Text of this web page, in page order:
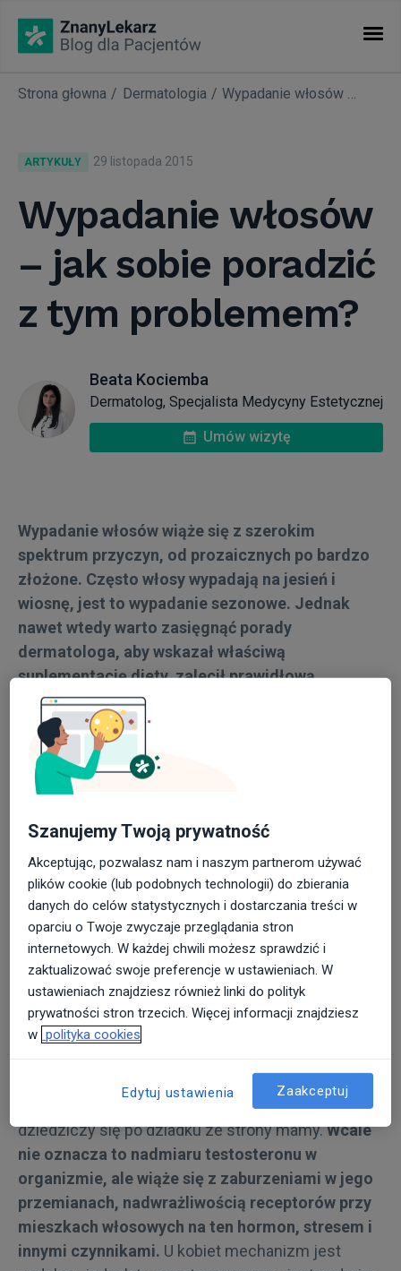
KATEGORIE
Nasze akcje
Nowości w ZnanyLekarz
Okiem eksperta
Warto wiedzieć...
Kalkulator BMI
Strona głowna Dermatologia Wypadanie włosów – jak sobie poradzić z tym problemem?
ARTYKUŁY 29 listopada 2015
Wypadanie włosów
– jak sobie poradzić
z tym problemem?
Beata Kociemba
Dermatolog, Specjalista Medycyny Estetycznej
Umów wizytę
Wypadanie włosów wiąże się z szerokim
spektrum przyczyn, od prozaicznych po bardzo
złożone. Często włosy wypadają na jesień i
wiosnę, jest to wypadanie sezonowe. Jednak
nawet wtedy warto zasięgnąć porady
dermatologa, aby wskazał właściwą
suplementację diety, zalecił prawidłową
pielęgnację skóry owłosionej i zbadał czy nie jest
to początek łysienia lub objaw innych chorób
ogólnoustrojowych.
Po dokładnym zebraniu wywiadu medycznego na
przyjmowanych leków dermatolog zleci badania
dodatkowe krwi, dokładnie zbada skórę owłosioną
głowy. Na początku należy wykluczyć bowiem
choroby skóry prowadzące do utraty włosów, takie
jak rzadko już obecnie spotykana grzybica, choroby
układowe, choroby krwi, tarczycy, przyjmowane leki
– co wymaga odpowiednio ukierunkowanego
leczenia.
Co najczęściej szkodzi naszym włosom?
Łysienie może mieć podłoże genetyczne. U
mężczyzn predyspozycję do łysienia zazwyczaj
dziedziczy się po dziadku ze strony mamy.Wcale
nie oznacza to nadmiaru testosteronu w
organizmie, ale wiąże się z zaburzeniami w jego
przemianach, nadwrażliwością receptorów przy
mieszkach włosowych na ten hormon, stresem i
innymi czynnikami. U kobiet mechanizm jest
Szanujemy Twoją prywatność
Akceptując, pozwalasz nam i naszym partnerom używać
plików cookie (lub podobnych technologii) do zbierania
danych do celów statystycznych i dostarczania treści w
oparciu o Twoje zwyczaje przeglądania stron
internetowych. W każdej chwili możesz sprawdzić i
zaktualizować swoje preferencje w ustawieniach. W
ustawieniach znajdziesz również linki do polityk
prywatności stron trzecich. Więcej informacji znajdziesz
w polityka cookies
Edytuj ustawienia Zaakceptuj